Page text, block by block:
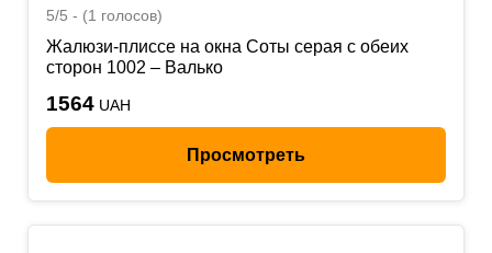
5/5 - (1 голосов)
Жалюзи-плиссе на окна Соты серая с обеих
сторон 1002 – Валько
1564 UAH
Просмотреть